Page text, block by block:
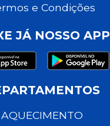
e Condições
JÁ NOSSO APP
AQUECIMENTO